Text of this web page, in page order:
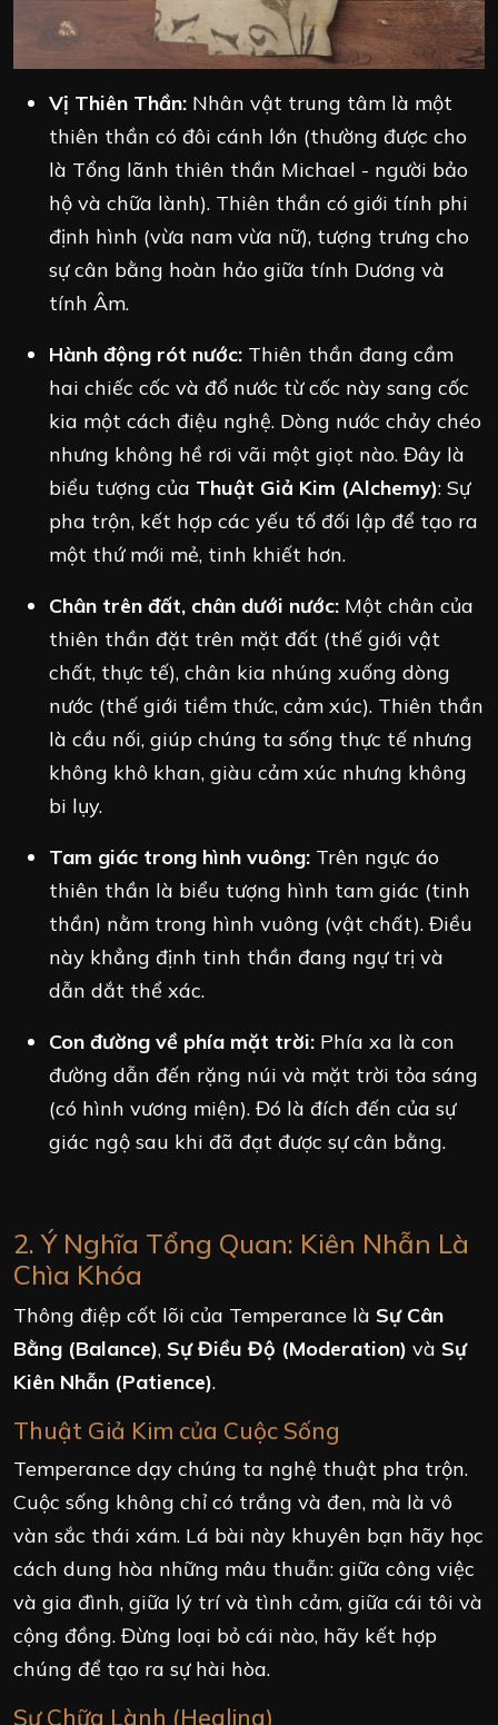
Vị Thiên Thần: Nhân vật trung tâm là một
thiên thần có đôi cánh lớn (thường được cho
là Tổng lãnh thiên thần Michael - người bảo
hộ và chữa lành). Thiên thần có giới tính phi
định hình (vừa nam vừa nữ), tượng trưng cho
sự cân bằng hoàn hảo giữa tính Dương và
tính Âm.
Hành động rót nước: Thiên thần đang cầm
hai chiếc cốc và đổ nước từ cốc này sang cốc
kia một cách điệu nghệ. Dòng nước chảy chéo
nhưng không hề rơi vãi một giọt nào. Đây là
biểu tượng của Thuật Giả Kim (Alchemy): Sự
pha trộn, kết hợp các yếu tố đối lập để tạo ra
một thứ mới mẻ, tinh khiết hơn.
Chân trên đất, chân dưới nước: Một chân của
thiên thần đặt trên mặt đất (thế giới vật
chất, thực tế), chân kia nhúng xuống dòng
nước (thế giới tiềm thức, cảm xúc). Thiên thần
là cầu nối, giúp chúng ta sống thực tế nhưng
không khô khan, giàu cảm xúc nhưng không
bi lụy.
Tam giác trong hình vuông: Trên ngực áo
thiên thần là biểu tượng hình tam giác (tinh
thần) nằm trong hình vuông (vật chất). Điều
này khẳng định tinh thần đang ngự trị và
dẫn dắt thể xác.
Con đường về phía mặt trời: Phía xa là con
đường dẫn đến rặng núi và mặt trời tỏa sáng
(có hình vương miện). Đó là đích đến của sự
giác ngộ sau khi đã đạt được sự cân bằng.
2. Ý Nghĩa Tổng Quan: Kiên Nhẫn Là
Chìa Khóa
Thông điệp cốt lõi của Temperance là Sự Cân
Bằng (Balance), Sự Điều Độ (Moderation) và Sự
Kiên Nhẫn (Patience).
Thuật Giả Kim của Cuộc Sống
Temperance dạy chúng ta nghệ thuật pha trộn.
Cuộc sống không chỉ có trắng và đen, mà là vô
vàn sắc thái xám. Lá bài này khuyên bạn hãy học
cách dung hòa những mâu thuẫn: giữa công việc
và gia đình, giữa lý trí và tình cảm, giữa cái tôi và
cộng đồng. Đừng loại bỏ cái nào, hãy kết hợp
chúng để tạo ra sự hài hòa.
Sự Chữa Lành (Healing)